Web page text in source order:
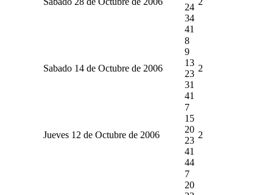
24
34
41
Sabado 14 de Octubre de 2006
8
9
13
23
31
41
2
Jueves 12 de Octubre de 2006
7
15
20
23
41
44
2
7
20